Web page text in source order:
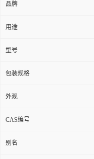
品牌
用途
型号
包装规格
外观
CAS编号
别名